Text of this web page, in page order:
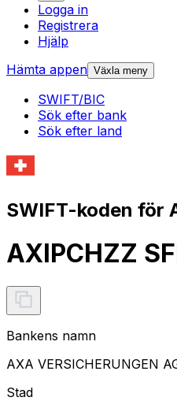
Logga in
Registrera
Hjälp
Hämta appen Växla meny
SWIFT/BIC
Sök efter bank
Sök efter land
SWIFT-koden för
AXIPCHZZ
Bankens namn
AXA VERSICHERUNGEN
Stad